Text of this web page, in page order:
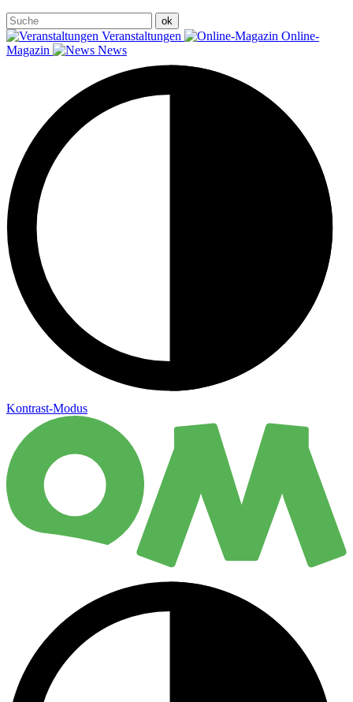
Veranstaltungen
Online-
Magazin
News
Kontrast-Modus